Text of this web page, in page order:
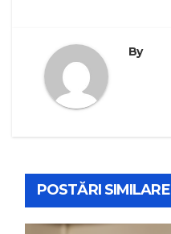
By
POSTĂRI SIMILARE